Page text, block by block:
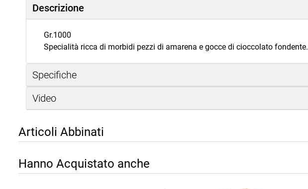
Descrizione
Gr.1000
Specialità ricca di morbidi pezzi di amarena e gocce di cioccolato fondente.
Specifiche
Video
Articoli Abbinati
Hanno Acquistato anche